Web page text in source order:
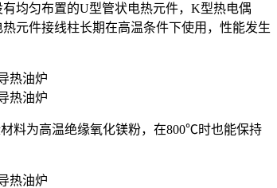
均匀布置的U型管状电热元件，K型热电偶
元件接线柱长期在高温条件下使用，性能发生
料为高温绝缘氧化镁粉，在800℃时也能保持